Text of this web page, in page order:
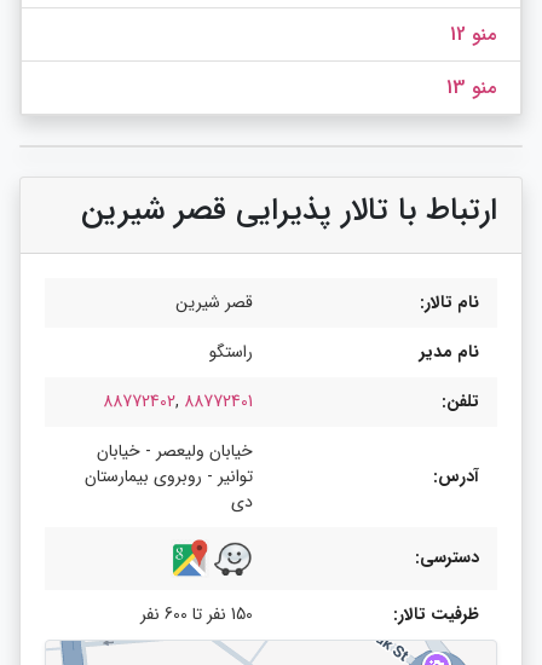
منو 12
منو 13
ارتباط با تالار پذیرایی قصر شیرین
نام تالار:
قصر شیرین
نام مدیر
راستگو
تلفن:
88772401
,
88772402
آدرس:
خیابان ولیعصر - خیابان
توانیر - روبروی بیمارستان
دی
دسترسی:
ظرفیت تالار: 150 نفر تا 600 نفر